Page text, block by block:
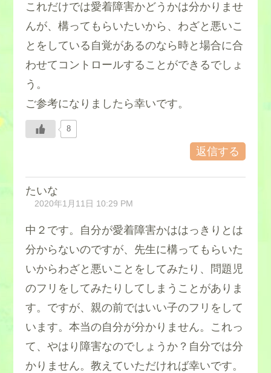
これだけでは愛着障害かどうかは分かりませ
んが、構ってもらいたいから、わざと悪いこ
とをしている自覚があるのなら時と場合に合
わせてコントロールすることができるでしょ
う。
ご参考になりましたら幸いです。
8
返信する
たいな
2020年1月11日 10:29 PM
中２です。自分が愛着障害かははっきりとは
分からないのですが、先生に構ってもらいた
いからわざと悪いことをしてみたり、問題児
のフリをしてみたりしてしまうことがありま
す。ですが、親の前ではいい子のフリをして
います。本当の自分が分かりません。これっ
て、やはり障害なのでしょうか？自分では分
かりません。教えていただければ幸いです。